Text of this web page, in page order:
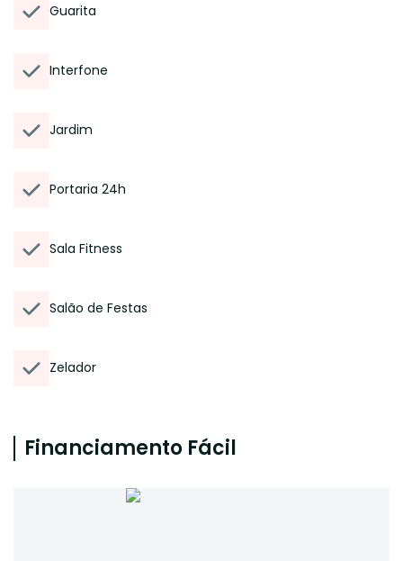
Guarita
Interfone
Jardim
Portaria 24h
Sala Fitness
Salão de Festas
Zelador
Financiamento Fácil